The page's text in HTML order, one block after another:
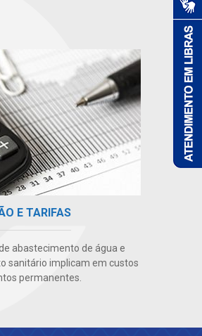
E TARIFAS
abastecimento de água e
sanitário implicam em custos
permanentes.